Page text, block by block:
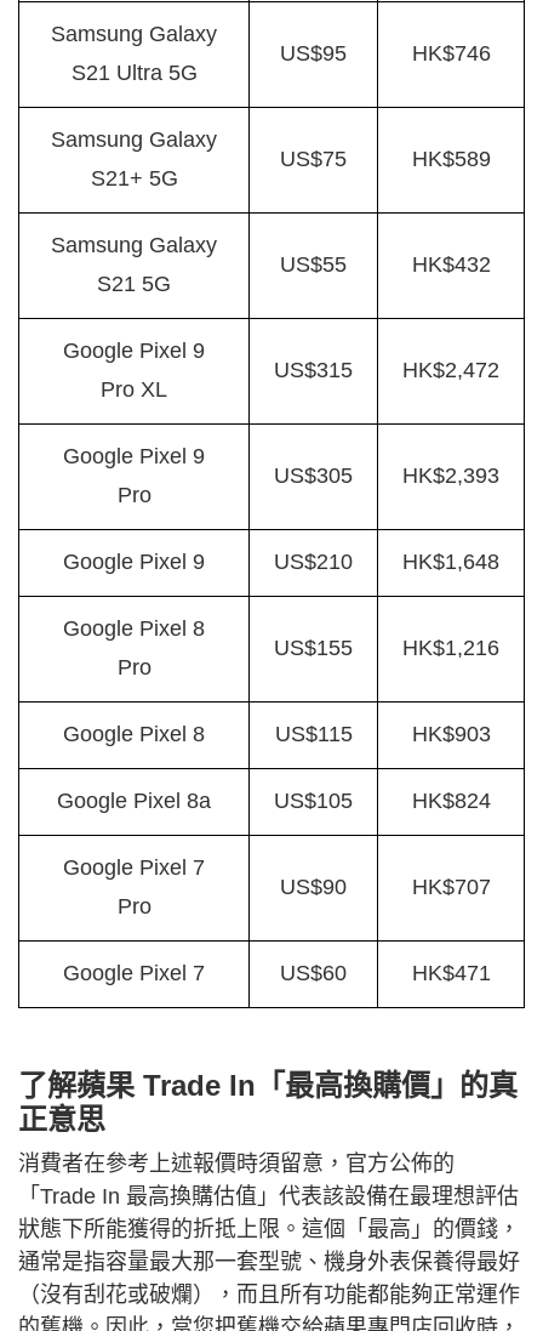
Samsung Galaxy
S21 Ultra 5G
US$95 HK$746
Samsung Galaxy
S21+ 5G
US$75 HK$589
Samsung Galaxy
S21 5G
US$55 HK$432
Google Pixel 9
Pro XL
US$315 HK$2,472
Google Pixel 9
Pro
US$305 HK$2,393
Google Pixel 9 US$210 HK$1,648
Google Pixel 8
Pro
US$155 HK$1,216
Google Pixel 8 US$115 HK$903
Google Pixel 8a US$105 HK$824
Google Pixel 7
Pro
US$90 HK$707
Google Pixel 7 US$60 HK$471
了解蘋果 Trade In「最高換購價」的真
正意思
消費者在參考上述報價時須留意，官方公佈的
「Trade In 最高換購估值」代表該設備在最理想評估
狀態下所能獲得的折抵上限。這個「最高」的價錢，
通常是指容量最大那一套型號、機身外表保養得最好
（沒有刮花或破爛），而且所有功能都能夠正常運作